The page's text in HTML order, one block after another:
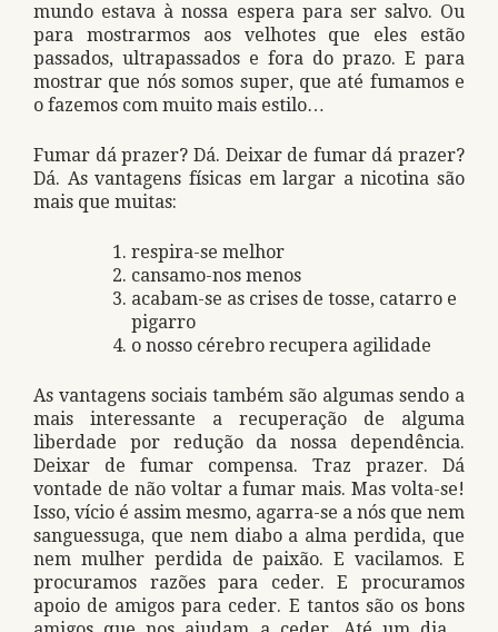
mundo estava à nossa espera para ser salvo. Ou
para mostrarmos aos velhotes que eles estão
passados, ultrapassados e fora do prazo. E para
mostrar que nós somos super, que até fumamos e
o fazemos com muito mais estilo…
Fumar dá prazer? Dá. Deixar de fumar dá prazer?
Dá. As vantagens físicas em largar a nicotina são
mais que muitas:
respira-se melhor
cansamo-nos menos
acabam-se as crises de tosse, catarro e
pigarro
o nosso cérebro recupera agilidade
As vantagens sociais também são algumas sendo a
mais interessante a recuperação de alguma
liberdade por redução da nossa dependência.
Deixar de fumar compensa. Traz prazer. Dá
vontade de não voltar a fumar mais. Mas volta-se!
Isso, vício é assim mesmo, agarra-se a nós que nem
sanguessuga, que nem diabo a alma perdida, que
nem mulher perdida de paixão. E vacilamos. E
procuramos razões para ceder. E procuramos
apoio de amigos para ceder. E tantos são os bons